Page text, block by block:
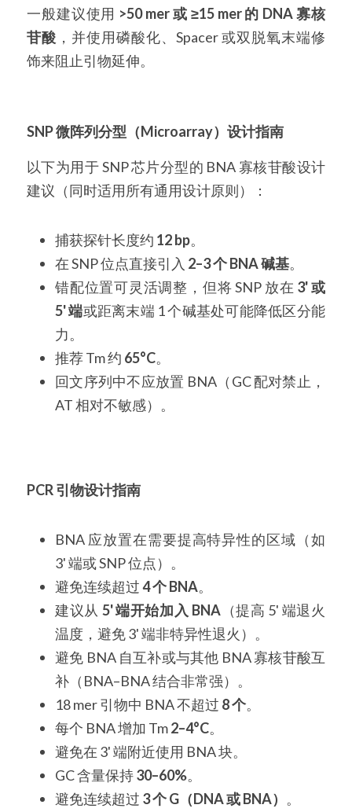
一般建议使用 >50 mer 或 ≥15 mer 的 DNA 寡核
苷酸 ，并使用磷酸化、Spacer 或双脱氧末端修
饰来阻止引物延伸。
SNP 微阵列分型（Microarray）设计指南
以下为用于 SNP 芯片分型的 BNA 寡核苷酸设计
建议（同时适用所有通用设计原则）：
捕获探针长度约 12 bp。
在 SNP 位点直接引入 2–3 个 BNA 碱基。
错配位置可灵活调整，但将 SNP 放在 3' 或
5' 端或距离末端 1 个碱基处可能降低区分能
力。
推荐 Tm 约 65°C。
回文序列中不应放置 BNA（GC 配对禁止，
AT 相对不敏感）。
PCR 引物设计指南
BNA 应放置在需要提高特异性的区域（如
3' 端或 SNP 位点）。
避免连续超过 4 个 BNA。
建议从 5' 端开始加入 BNA（提高 5' 端退火
温度，避免 3' 端非特异性退火）。
避免 BNA 自互补或与其他 BNA 寡核苷酸互
补（BNA–BNA 结合非常强）。
18 mer 引物中 BNA 不超过 8 个。
每个 BNA 增加 Tm 2–4°C。
避免在 3' 端附近使用 BNA 块。
GC 含量保持 30–60%。
避免连续超过 3 个 G（DNA 或 BNA） 。